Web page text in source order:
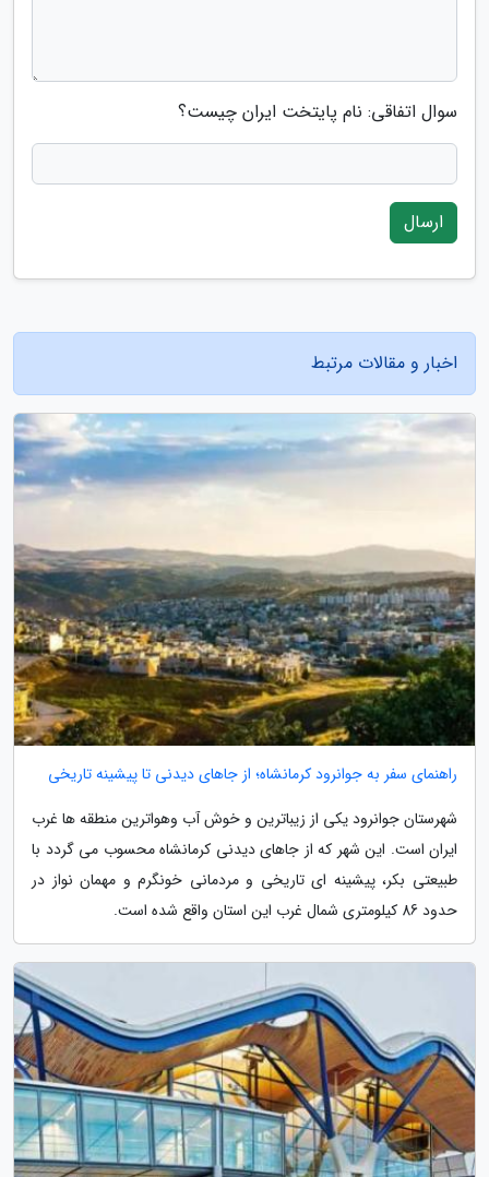
سوال اتفاقی: نام پایتخت ایران چیست؟
ارسال
اخبار و مقالات مرتبط
راهنمای سفر به جوانرود کرمانشاه؛ از جاهای دیدنی تا پیشینه تاریخی
شهرستان جوانرود یکی از زیباترین و خوش آب وهواترین منطقه ها غرب
ایران است. این شهر که از جاهای دیدنی کرمانشاه محسوب می گردد با
طبیعتی بکر، پیشینه ای تاریخی و مردمانی خونگرم و مهمان نواز در
حدود 86 کیلومتری شمال غرب این استان واقع شده است.